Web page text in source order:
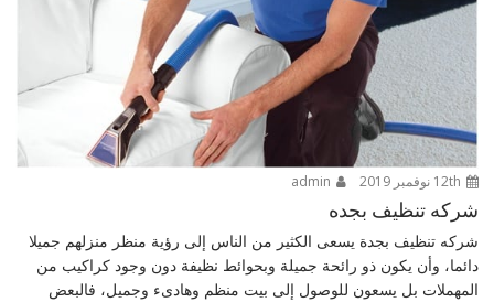
شركه تنظيف بجده
شركه تنظيف بجدة يسعى الكثير من الناس إلى رؤية منظر منزلهم جميلا
دائما، وأن يكون ذو رائحة جميلة وبحوائط نظيفة دون وجود كراكيب من
المهملات بل يسعون للوصول إلى بيت منظم وهادىء وجميل، فالبعض